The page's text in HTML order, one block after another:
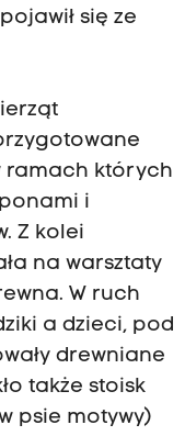
się ze
ramach których
i
Z kolei
na warsztaty
W ruch
a dzieci, pod
drewniane
także stoisk
psie motywy)